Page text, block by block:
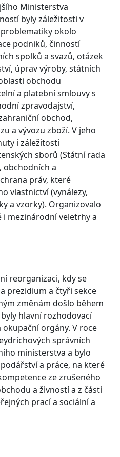
Ministerstva
byly záležitosti v
okolo
podniků, činností
spolků a svazů, otázek
úprav výroby, státních
obchodu
a platební smlouvy s
zpravodajství,
obchod,
a vývozu zboží. V jeho
i záležitosti
sborů (Státní rada
obchodních a
práv, které
vlastnictví (vynálezy,
a vzorky). Organizovalo
mezinárodní veletrhy a
reorganizaci, kdy se
prezidium a čtyři sekce
změnám došlo během
hlavní rozhodovací
orgány. V roce
správních
ministerstva a bylo
a práce, na které
ze zrušeného
a živností a z části
prací a sociální a